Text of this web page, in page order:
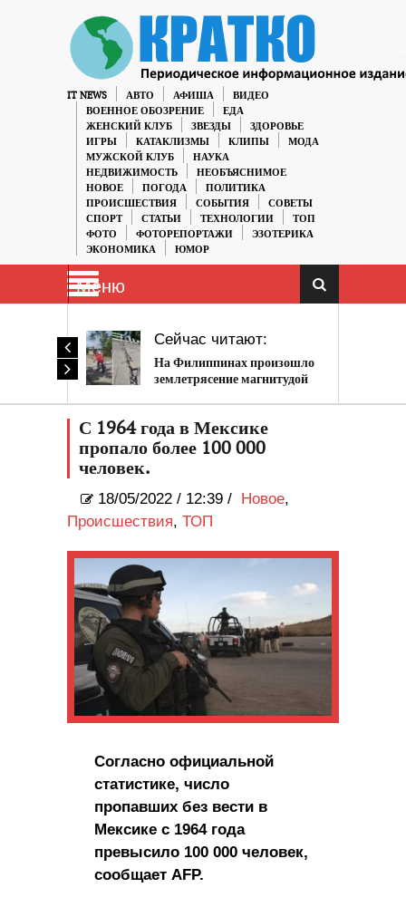
IT NEWS АВТО АФИША
ВИДЕО
ВОЕННОЕ ОБОЗРЕНИЕ
ЕДА
ЖЕНСКИЙ КЛУБ
ЗВЕЗДЫ
ЗДОРОВЬЕ
ИГРЫ
КАТАКЛИЗМЫ КЛИПЫ
МОДА
МУЖСКОЙ КЛУБ
НАУКА
НЕДВИЖИМОСТЬ
НЕОБЪЯСНИМОЕ
НОВОЕ
ПОГОДА
ПОЛИТИКА
ПРОИСШЕСТВИЯ
СОБЫТИЯ
СОВЕТЫ
СПОРТ
СТАТЬИ ТЕХНОЛОГИИ
ТОП
ФОТО
ФОТОРЕПОРТАЖИ
ЭЗОТЕРИКА
ЭКОНОМИКА
ЮМОР
Меню
Сейчас читают:
На Филиппинах произошло
землетрясение магнитудой
С 1964 года в Мексике
пропало более 100 000
человек.
18/05/2022 / 12:39 / Новое,
Происшествия, ТОП
Согласно официальной
статистике, число
пропавших без вести в
Мексике с 1964 года
превысило 100 000 человек,
сообщает AFP.